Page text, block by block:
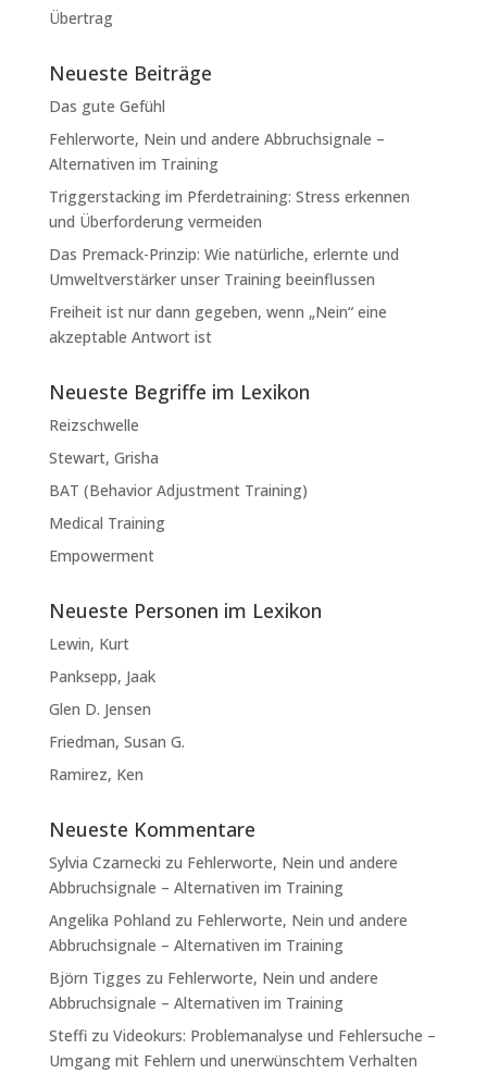
Übertrag
Neueste Beiträge
Das gute Gefühl
Fehlerworte, Nein und andere Abbruchsignale –
Alternativen im Training
Triggerstacking im Pferdetraining: Stress erkennen
und Überforderung vermeiden
Das Premack-Prinzip: Wie natürliche, erlernte und
Umweltverstärker unser Training beeinflussen
Freiheit ist nur dann gegeben, wenn „Nein“ eine
akzeptable Antwort ist
Neueste Begriffe im Lexikon
Reizschwelle
Stewart, Grisha
BAT (Behavior Adjustment Training)
Medical Training
Empowerment
Neueste Personen im Lexikon
Lewin, Kurt
Panksepp, Jaak
Glen D. Jensen
Friedman, Susan G.
Ramirez, Ken
Neueste Kommentare
Sylvia Czarnecki zu Fehlerworte, Nein und andere
Abbruchsignale – Alternativen im Training
Angelika Pohland zu Fehlerworte, Nein und andere
Abbruchsignale – Alternativen im Training
Björn Tigges zu Fehlerworte, Nein und andere
Abbruchsignale – Alternativen im Training
Steffizu Videokurs: Problemanalyse und Fehlersuche –
Umgang mit Fehlern und unerwünschtem Verhalten